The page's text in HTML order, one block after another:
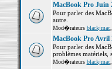
MacBook Pro Juin
Pour parler des
autre.
Mod�rateurs blackjmac,
MacBook Pro Avril
Pour parler des
problèmes matériels,
Mod�rateurs blackjmac,